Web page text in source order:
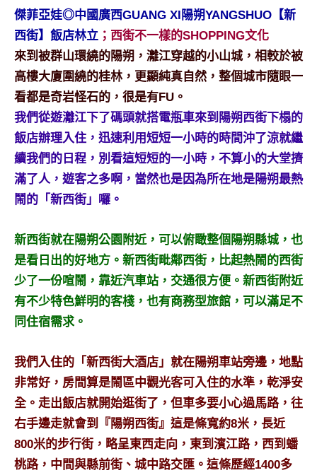
News
金
探
號
節
目
班
底、
外
景
節
目
持、
吳
哥
窟
泰
國
書
作
者、
各
表
會
傑菲亞娃◎中國廣西GUANG XI陽朔YANGSHUO【新
西街】飯店林立 ；西街不一樣的SHOPPING文化
來到被群山環繞的陽朔，灕江穿越的小山城，相較於被
高樓大廈圍繞的桂林，更顯純真自然，整個城市隨眼一
看都是奇岩怪石的，很是有FU。
我們從遊灕江下了碼頭就搭電瓶車來到陽朔西街下榻的
飯店辦理入住，迅速利用短短一小時的時間沖了涼就繼
續我們的日程，別看這短短的一小時，不算小的大堂擠
滿了人，遊客之多啊，當然也是因為所在地是陽朔最熱
鬧的「新西街」囉。
新西街就在陽朔公園附近，可以俯瞰整個陽朔縣城，也
是看日出的好地方。新西街毗鄰西街，比起熱鬧的西街
少了一份喧鬧，靠近汽車站，交通很方便。新西街附近
有不少特色鮮明的客棧，也有商務型旅館，可以滿足不
同住宿需求。
我們入住的「新西街大酒店」就在陽朔車站旁邊，地點
非常好，房間算是鬧區中觀光客可入住的水準，乾淨安
全。走出飯店就開始逛街了，但車多要小心過馬路，往
右手邊走就會到『陽朔西街』這是條寬約8米，長近
800米的步行街，略呈東西走向，東到濱江路，西到蟠
桃路，中間與縣前街、城中路交匯。這條歷經1400多